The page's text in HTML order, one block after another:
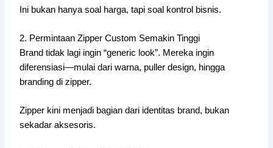
Ini bukan hanya soal harga, tapi soal kontrol bisnis.
2. Permintaan Zipper Custom Semakin Tinggi
Brand tidak lagi ingin “generic look”. Mereka ingin
diferensiasi—mulai dari warna, puller design, hingga
branding di zipper.
Zipper kini menjadi bagian dari identitas brand, bukan
sekadar aksesoris.